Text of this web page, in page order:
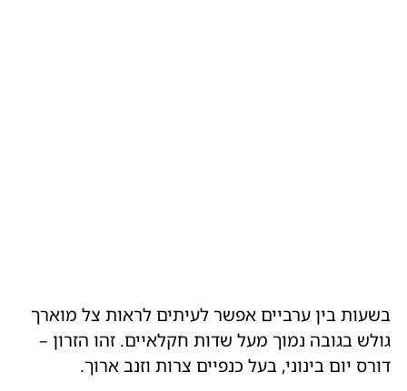
בשעות בין ערביים אפשר לעיתים לראות צל מוארך
גולש בגובה נמוך מעל שדות חקלאיים. זהו הזרון –
דורס יום בינוני, בעל כנפיים צרות וזנב ארוך.